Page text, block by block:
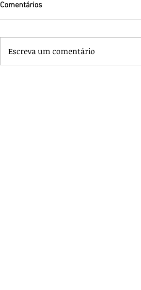
Comentários
Escreva um comentário